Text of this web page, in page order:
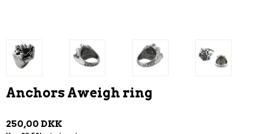
Anchors Aweigh ring
250,00 DKK